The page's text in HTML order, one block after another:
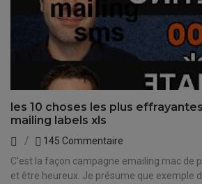
les 10 choses les plus
mailing labels xls
145 Commentaire
C'est la façon campagne emailing mac de
et être heureux. Je présume que exemple